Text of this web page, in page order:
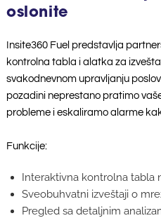
oslonite
Insite360 Fuel predstavlja
kontrolna tabla i alatka za
svakodnevnom upravljanju
pozadini neprestano pratimo
probleme i eskaliramo alarme
Funkcije:
Interaktivna kontrolna tabla
Sveobuhvatni izveštaji o
Pregled sa detaljnim